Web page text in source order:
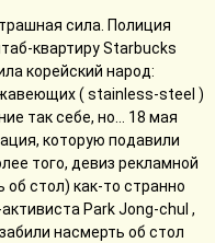
сила. Полиция
квартиру Starbucks
корейский народ:
( stainless-steel )
так себе, но... 18 мая
которую подавили
того, девиз рекламной
стол) как-то странно
Park Jong-chul ,
насмерть об стол